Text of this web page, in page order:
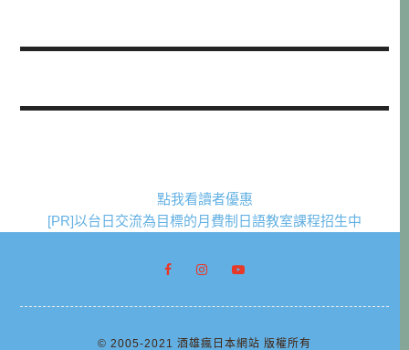
點我看讀者優惠
[PR]以台日交流為目標的月費制日語教室課程招生中
© 2005-2021 酒雄瘋日本網站 版權所有